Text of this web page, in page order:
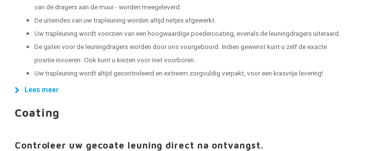
van de dragers aan de muur - worden meegeleverd.
De uiteindes van uw trapleuning worden altijd netjes afgewerkt.
Uw trapleuning wordt voorzien van een hoogwaardige poedercoating, evenals de leuningdragers uiteraard.
De gaten voor de leuningdragers worden door ons voorgeboord. Indien gewenst kunt u zelf de exacte
positie invoeren. Ook kunt u kiezen voor niet voorboren.
Uw trapleuning wordt altijd gecontroleerd en extreem zorgvuldig verpakt, voor een krasvrije levering!
Lees meer
Coating
Controleer uw gecoate leuning direct na ontvangst.